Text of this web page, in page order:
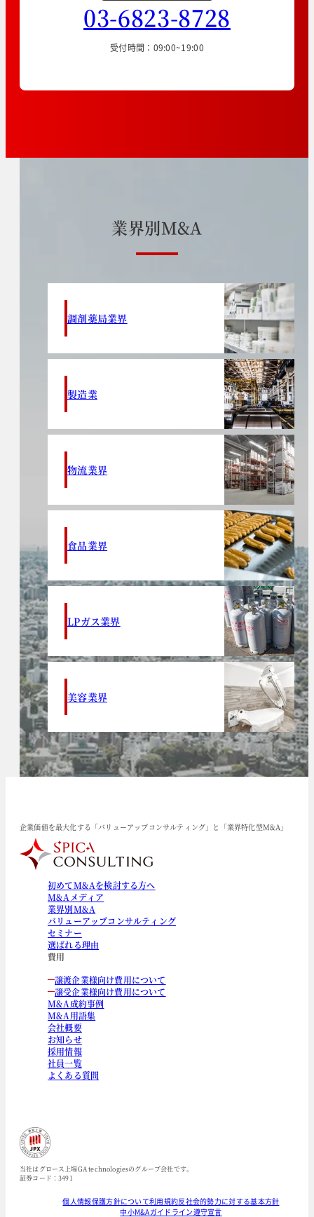
03-6823-8728
受付時間：09:00~19:00
業界別M&A
調剤薬局業界
製造業
物流業界
食品業界
LPガス業界
美容業界
企業価値を最大化する「バリューアップコンサルティング」と「業界特化型M&A」
初めてM&Aを検討する方へ
M&Aメディア
業界別M&A
バリューアップコンサルティング
セミナー
選ばれる理由
費用
譲渡企業様向け費用について
譲受企業様向け費用について
M&A成約事例
M&A用語集
会社概要
お知らせ
採用情報
社員一覧
よくある質問
当社はグロース上場GA technologiesのグループ会社です。
証券コード：3491
個人情報保護方針について利用規約反社会的勢力に対する基本方針
中小M&Aガイドライン遵守宣言